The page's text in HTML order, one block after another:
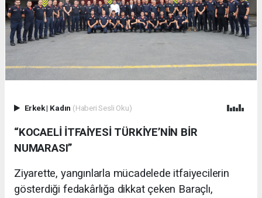
Erkek| Kadın (Haberi Sesli Oku)
“KOCAELİ İTFAİYESİ TÜRKİYE’NİN BİR
NUMARASI”
Ziyarette, yangınlarla mücadelede itfaiyecilerin
gösterdiği fedakârlığa dikkat çeken Baraçlı,